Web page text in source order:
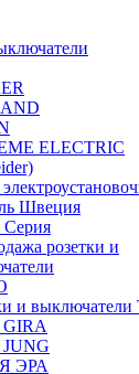
ELECTRIC
Швеция
розетки и
и
GIRA
ЭРА